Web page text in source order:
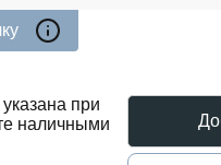
при
наличными